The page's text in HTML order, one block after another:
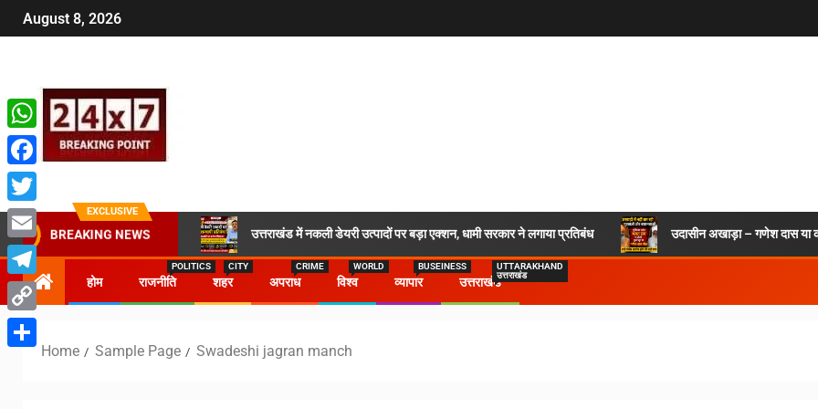
August 8, 2026
EXCLUSIVE
BREAKING NEWS उत्तराखंड में नकली डेयरी उत्पादों पर बड़ा एक्शन, धामी सरकार ने लगाया प्रतिबंध उदासीन अखाड़ा – गणेश दास या
होम राजनीति
POLITICS
शहर
CITY
अपराध
CRIME
विश्व
WORLD
व्यापार
BUSEINESS
उत्तराखंड
UTTARAKHAND
उत्तराखंड
Home Sample Page Swadeshi jagran manch
WhatsApp
Facebook
Twitter
Email
Telegram
Copy
Share